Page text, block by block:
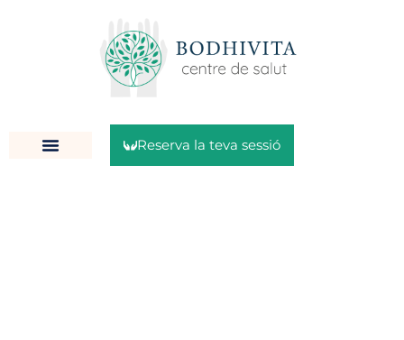
Reserva la teva sessió